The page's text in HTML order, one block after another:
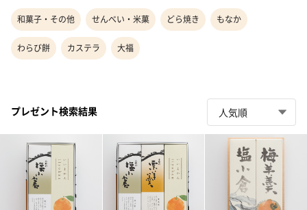
和菓子・その他 せんべい・米菓 どら焼き もなか
わらび餅 カステラ 大福
プレゼント検索結果